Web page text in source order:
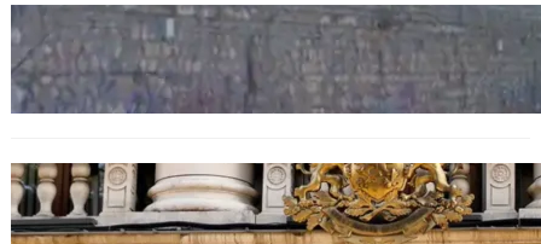
БЪЛГАРИЯ
Ограничават движението по улица
„Вълноломна“ във Варна
БЪЛГАРИЯ
Дрон навлезе в България край границата с
Румъния